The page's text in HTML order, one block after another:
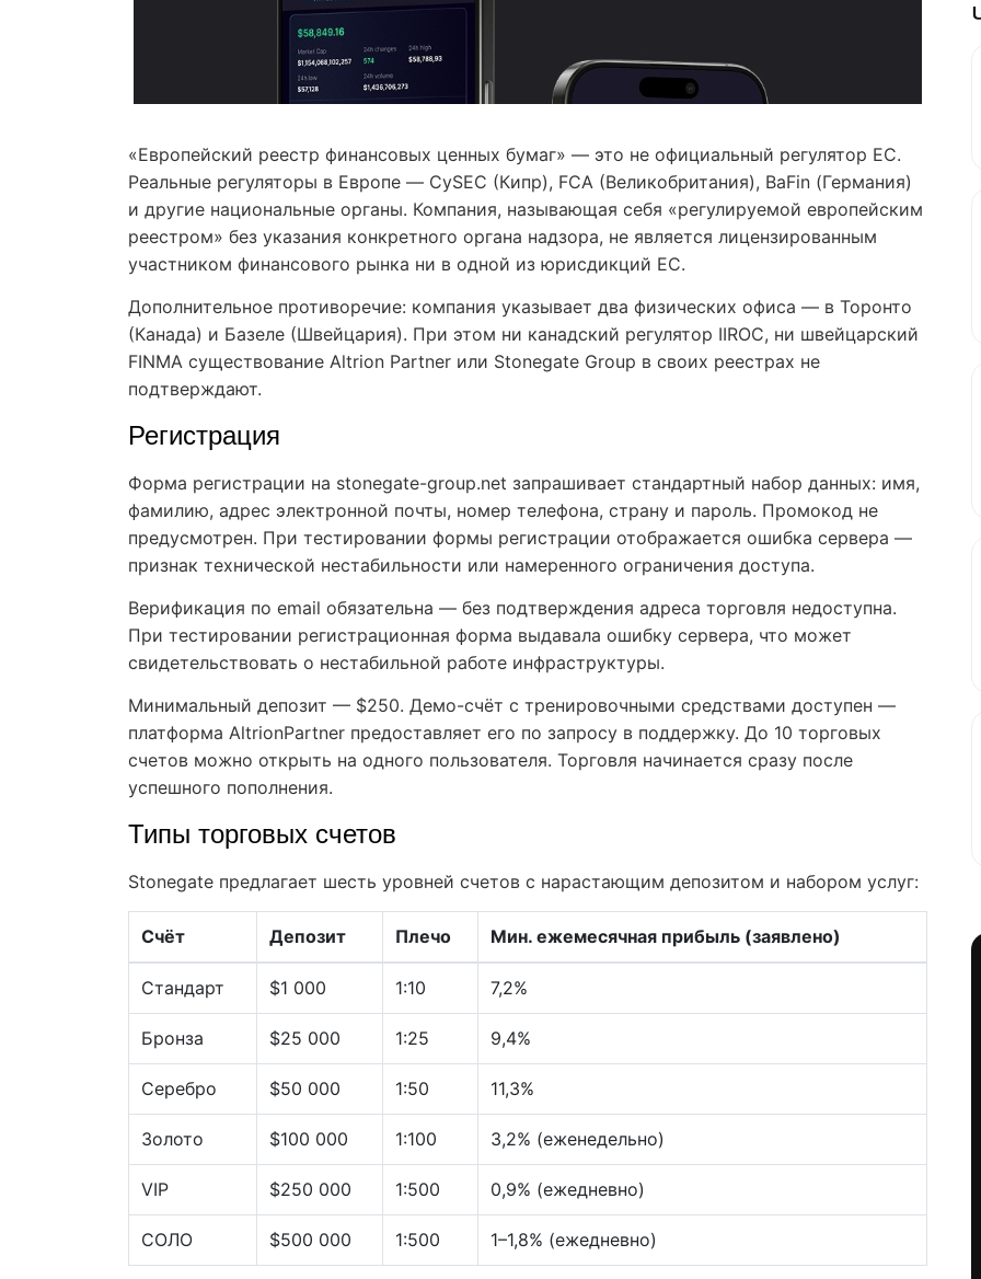
«Европейский реестр финансовых ценных бумаг» — это не официальный регулятор ЕС.
Реальные регуляторы в Европе — CySEC (Кипр), FCA (Великобритания), BaFin (Германия)
и другие национальные органы. Компания, называющая себя «регулируемой европейским
реестром» без указания конкретного органа надзора, не является лицензированным
участником финансового рынка ни в одной из юрисдикций ЕС.
Дополнительное противоречие: компания указывает два физических офиса — в Торонто
(Канада) и Базеле (Швейцария). При этом ни канадский регулятор IIROC, ни швейцарский
FINMA существование Altrion Partner или Stonegate Group в своих реестрах не
подтверждают.
Регистрация
Форма регистрации на stonegate-group.net запрашивает стандартный набор данных: имя,
фамилию, адрес электронной почты, номер телефона, страну и пароль. Промокод не
предусмотрен. При тестировании формы регистрации отображается ошибка сервера —
признак технической нестабильности или намеренного ограничения доступа.
Верификация по email обязательна — без подтверждения адреса торговля недоступна.
При тестировании регистрационная форма выдавала ошибку сервера, что может
свидетельствовать о нестабильной работе инфраструктуры.
Минимальный депозит — $250. Демо-счёт с тренировочными средствами доступен —
платформа AltrionPartner предоставляет его по запросу в поддержку. До 10 торговых
счетов можно открыть на одного пользователя. Торговля начинается сразу после
успешного пополнения.
Типы торговых счетов
Stonegate предлагает шесть уровней счетов с нарастающим депозитом и набором услуг:
Счёт Депозит Плечо Мин. ежемесячная прибыль (заявлено)
Стандарт $1 000 1:10 7,2%
Бронза $25 000 1:25 9,4%
Серебро $50 000 1:50 11,3%
Золото $100 000 1:100 3,2% (еженедельно)
VIP $250 000 1:500 0,9% (ежедневно)
СОЛО $500 000 1:500 1–1,8% (ежедневно)